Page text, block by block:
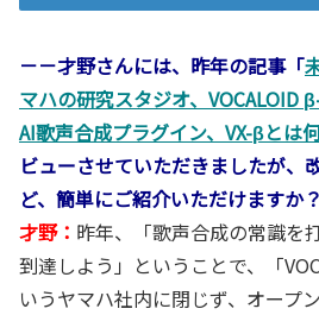
－－才野さんには、昨年の記事「
マハの研究スタジオ、VOCALOID
AI歌声合成プラグイン、VX-βとは
ビューさせていただきましたが、
ど、簡単にご紹介いただけますか？
才野： 昨年、「歌声合成の常識を
到達しよう」ということで、「
いうヤマハ社内に閉じず、オープ